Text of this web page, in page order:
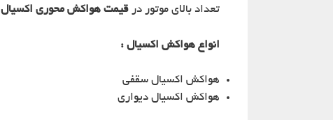
تعداد بالای موتور در قیمت هواکش محوری اکسیال
انواع هواکش اکسیال :
هواکش اکسیال سقفی
هواکش اکسیال دیواری